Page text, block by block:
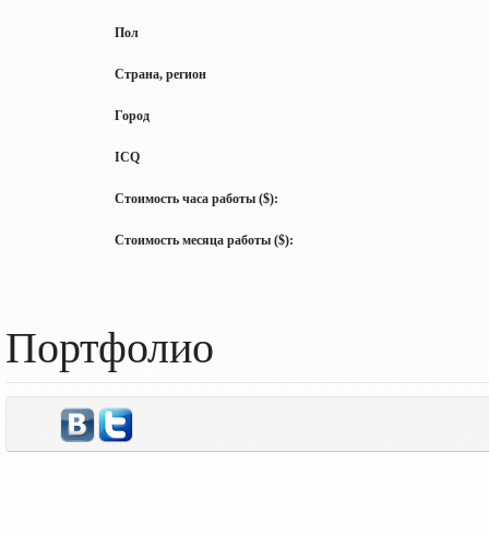
Пол
Страна, регион
Город
ICQ
Стоимость часа работы ($):
Стоимость месяца работы ($):
Портфолио